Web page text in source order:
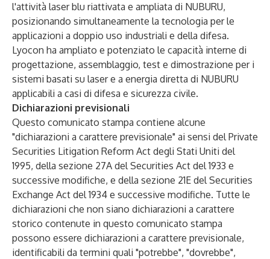
l'attività laser blu riattivata e ampliata di NUBURU,
posizionando simultaneamente la tecnologia per le
applicazioni a doppio uso industriali e della difesa.
Lyocon ha ampliato e potenziato le capacità interne di
progettazione, assemblaggio, test e dimostrazione per i
sistemi basati su laser e a energia diretta di NUBURU
applicabili a casi di difesa e sicurezza civile.
Dichiarazioni previsionali
Questo comunicato stampa contiene alcune
"dichiarazioni a carattere previsionale" ai sensi del Private
Securities Litigation Reform Act degli Stati Uniti del
1995, della sezione 27A del Securities Act del 1933 e
successive modifiche, e della sezione 21E del Securities
Exchange Act del 1934 e successive modifiche. Tutte le
dichiarazioni che non siano dichiarazioni a carattere
storico contenute in questo comunicato stampa
possono essere dichiarazioni a carattere previsionale,
identificabili da termini quali "potrebbe", "dovrebbe",